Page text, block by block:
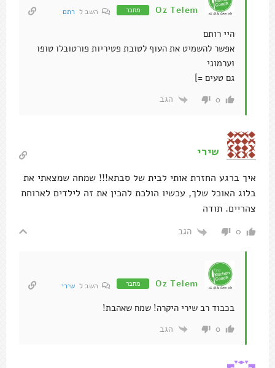
Oz Telem מחבר השב ל רתם
היי רותם
אפשר להשמיט את העוף לטובת פטיריות פורטובלו טופו
וערמוני
גם טעים =]
0 הגב
שירי
איך ברגע החזרת אותי לבית של סבתא!!! שמחה שמצאתי את
בלוג האוכל שלך, עכשיו הולכת להכין את זה לילדים לארוחת
צהריים. תודה
0 הגב
Oz Telem מחבר השב ל שירי
בכבוד רב שירי היקרה! שמח שאהבת!
0 הגב